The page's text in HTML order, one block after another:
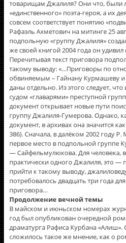
товарищам Джалиля? Они что, были
«единственного» поэта-героя, а их
совсем соответствует понятию
Рафаэль Ахметович на митинге 25
подпольную «группу Джалиля»
же своей книгой 2004 года он
Перечитывая текст приговора
такому выводу: «…Приговоры по
обвиняемым – Гайнану Курмашеву
даны отдельно. Из этого следует,
судом «главарями» преступной
документ открывает новые пути
группу Джалиля-Гумерова. Однако,
документ, в архивах она значится
386). Сначала, в далёком 2002 году
первое место в подпольной группе
— Сайфельмулюкова. Для человека,
практически одного Джалиля, это —
прийти к такому выводу,
потребовалось двадцать три года
приговора…
Продолжение вечной темы
В майском и июньском номерах
год был опубликован очередной
драматурга Рафиса Курбана
сложилось такое же мнение, как о